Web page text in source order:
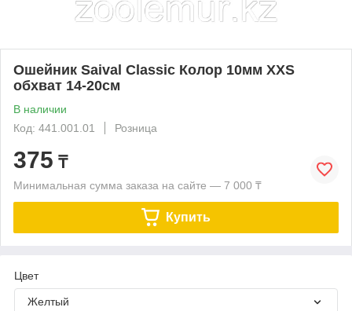
Ошейник Saival Classic Колор 10мм XXS
обхват 14-20см
В наличии
Код: 441.001.01
Розница
375 ₸
Минимальная сумма заказа на сайте — 7 000 ₸
Купить
Цвет
Желтый